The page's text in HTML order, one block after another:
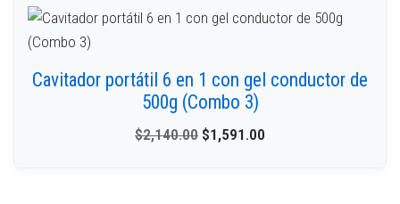
Cavitador portátil 6 en 1 con gel conductor de
500g (Combo 3)
$2,140.00 $1,591.00